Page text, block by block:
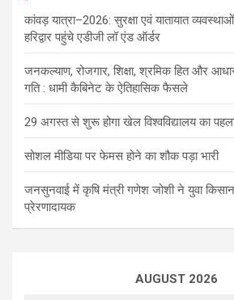
कांवड़ यात्रा–2026: सुरक्षा एवं यातायात
हरिद्वार पहुंचे एडीजी लॉ एंड ऑर्डर
जनकल्याण, रोजगार, शिक्षा, श्रमिक हित और
गति : धामी कैबिनेट के ऐतिहासिक फैसले
29 अगस्त से शुरू होगा खेल विश्वविद्यालय का
सोशल मीडिया पर फेमस होने का शौक पड़ा भारी
जनसुनवाई में कृषि मंत्री गणेश जोशी ने युवा
प्रेरणादायक
AUGUST 2026